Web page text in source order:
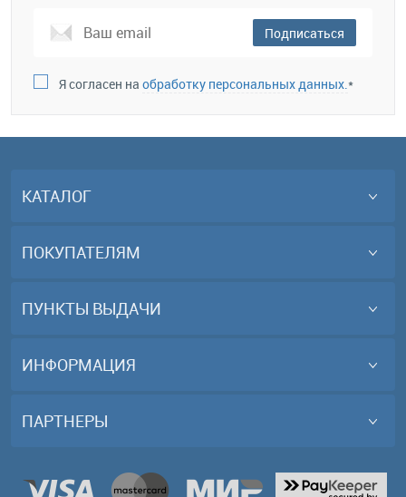
Подписаться
Я согласен на обработку персональных данных. *
КАТАЛОГ
ПОКУПАТЕЛЯМ
ПУНКТЫ ВЫДАЧИ
ИНФОРМАЦИЯ
ПАРТНЕРЫ